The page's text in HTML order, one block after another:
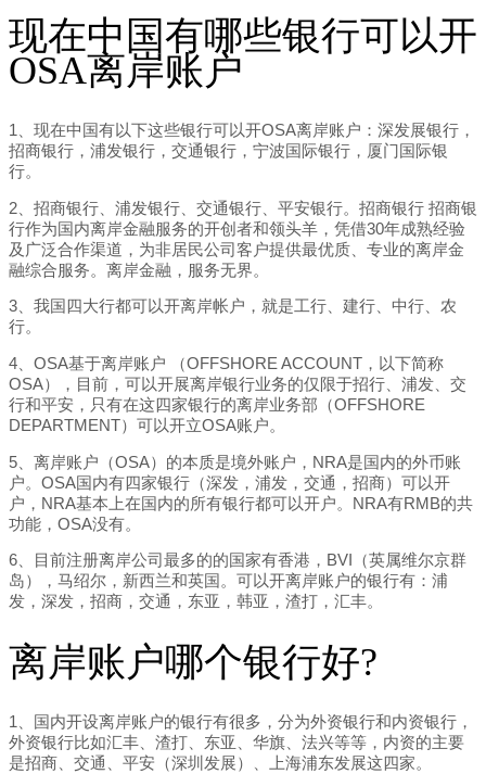
现在中国有哪些银行可以开
OSA离岸账户
1、现在中国有以下这些银行可以开OSA离岸账户：深发展银行，
招商银行，浦发银行，交通银行，宁波国际银行，厦门国际银
行。
2、招商银行、浦发银行、交通银行、平安银行。招商银行 招商银
行作为国内离岸金融服务的开创者和领头羊，凭借30年成熟经验
及广泛合作渠道，为非居民公司客户提供最优质、专业的离岸金
融综合服务。离岸金融，服务无界。
3、我国四大行都可以开离岸帐户，就是工行、建行、中行、农
行。
4、OSA基于离岸账户 （OFFSHORE ACCOUNT，以下简称
OSA），目前，可以开展离岸银行业务的仅限于招行、浦发、交
行和平安，只有在这四家银行的离岸业务部（OFFSHORE
DEPARTMENT）可以开立OSA账户。
5、离岸账户（OSA）的本质是境外账户，NRA是国内的外币账
户。OSA国内有四家银行（深发，浦发，交通，招商）可以开
户，NRA基本上在国内的所有银行都可以开户。NRA有RMB的共
功能，OSA没有。
6、目前注册离岸公司最多的的国家有香港，BVI（英属维尔京群
岛），马绍尔，新西兰和英国。可以开离岸账户的银行有：浦
发，深发，招商，交通，东亚，韩亚，渣打，汇丰。
离岸账户哪个银行好?
1、国内开设离岸账户的银行有很多，分为外资银行和内资银行，
外资银行比如汇丰、渣打、东亚、华旗、法兴等等，内资的主要
是招商、交通、平安（深圳发展）、上海浦东发展这四家。